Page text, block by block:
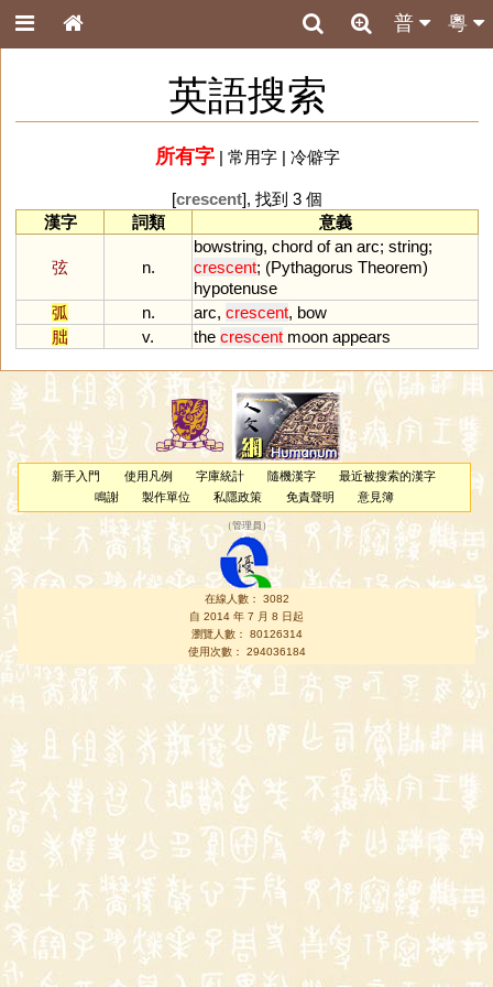
粵
普
英語搜索
所有字| 常用字| 冷僻字
[crescent], 找到 3 個
漢字
詞類 意義
弦 n.
bowstring, chord of an arc; string;
crescent; (Pythagorus Theorem)
hypotenuse
弧
n. arc, crescent, bow
朏
v. the crescent moon appears
新手入門 使用凡例 字庫統計 隨機漢字
最近被搜索的漢字
鳴謝
製作單位 私隱政策 免責聲明 意見簿
（管理員 ）
在線人數： 3082
自 2014 年 7 月 8 日起
瀏覽人數： 80126314
使用次數： 294036184